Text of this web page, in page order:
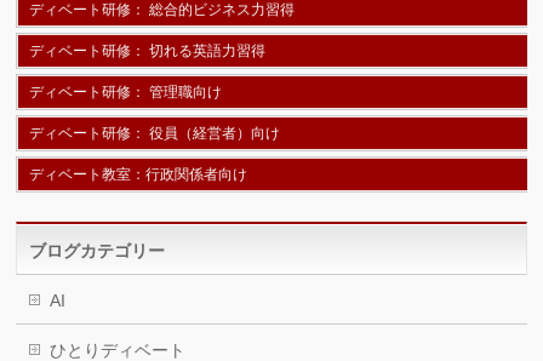
ディベート研修： 総合的ビジネス力習得
ディベート研修： 切れる英語力習得
ディベート研修： 管理職向け
ディベート研修： 役員（経営者）向け
ディベート教室：行政関係者向け
ブログカテゴリー
AI
ひとりディベート